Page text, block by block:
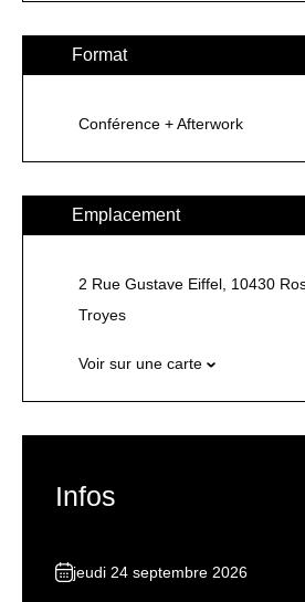
Format
Conférence + Afterwork
Emplacement
2 Rue Gustave Eiffel, 10430
Troyes
Voir sur une carte
Infos
jeudi 24 septembre 2026